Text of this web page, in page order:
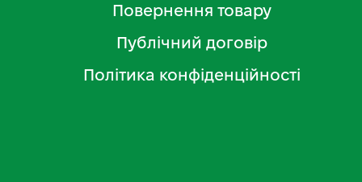
Повернення товару
Публічний договір
Політика конфіденційності